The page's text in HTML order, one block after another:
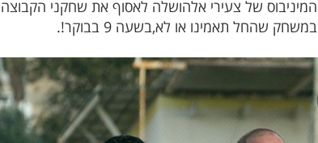
בבוקר! החל המיניבוס של צעירי אלהושלה לאסוף את שחקני
שהחל תאמינו או לא,בשעה 9 בבוקר!.